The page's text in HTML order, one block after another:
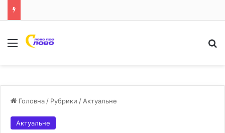
Меню
Головна / Рубрики / Актуальне
Актуальне